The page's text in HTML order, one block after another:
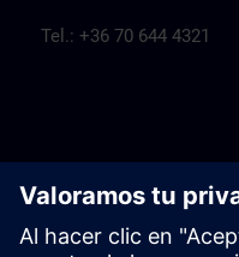
Tel.: +36 70 644 4321